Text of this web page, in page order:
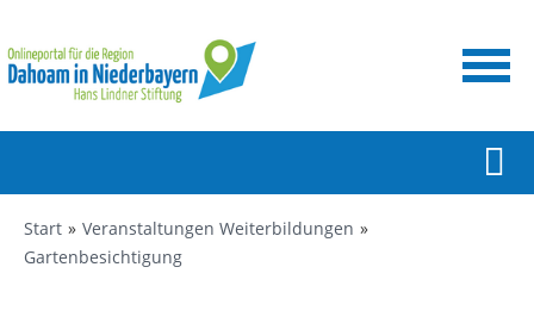
Start
Veranstaltungen Weiterbildungen
Gartenbesichtigung